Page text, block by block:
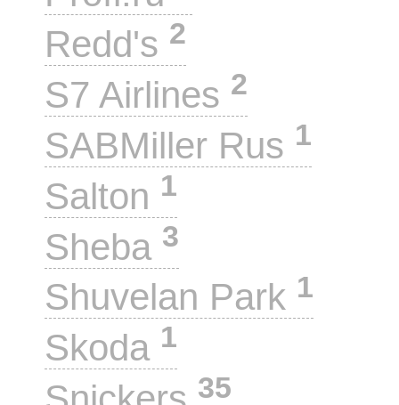
Redd's 2
S7 Airlines 2
SABMiller Rus 1
Salton 1
Sheba 3
Shuvelan Park 1
Skoda 1
35